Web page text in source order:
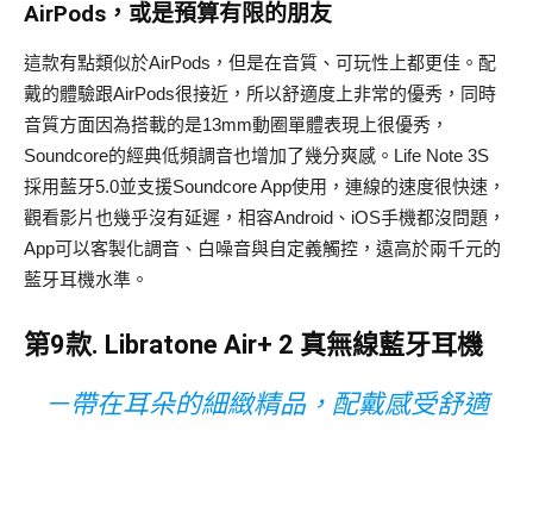
AirPods，或是預算有限的朋友
這款有點類似於AirPods，但是在音質、可玩性上都更佳。配
戴的體驗跟AirPods很接近，所以舒適度上非常的優秀，同時
音質方面因為搭載的是13mm動圈單體表現上很優秀，
Soundcore的經典低頻調音也增加了幾分爽感。Life Note 3S
採用藍牙5.0並支援Soundcore App使用，連線的速度很快速，
觀看影片也幾乎沒有延遲，相容Android、iOS手機都沒問題，
App可以客製化調音、白噪音與自定義觸控，遠高於兩千元的
藍牙耳機水準。
第9款. Libratone Air+ 2 真無線藍牙耳機
－帶在耳朵的細緻精品，配戴感受舒適